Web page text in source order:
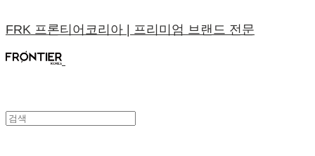
FRK 프론티어코리아 | 프리미엄 브랜드 전문